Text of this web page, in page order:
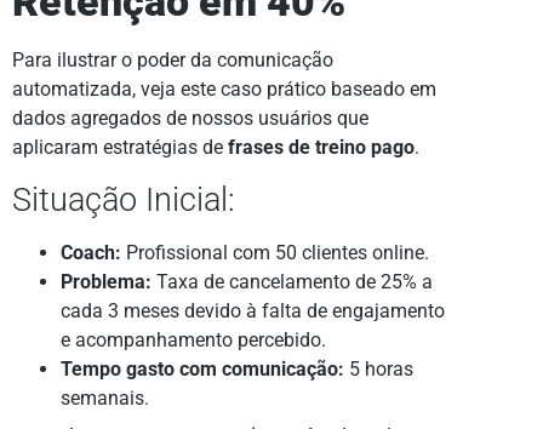
Para ilustrar o poder da comunicação
automatizada, veja este caso prático baseado em
dados agregados de nossos usuários que
aplicaram estratégias de frases de treino pago.
Situação Inicial:
Coach: Profissional com 50 clientes online.
Problema: Taxa de cancelamento de 25% a
cada 3 meses devido à falta de engajamento
e acompanhamento percebido.
Tempo gasto com comunicação: 5 horas
semanais.